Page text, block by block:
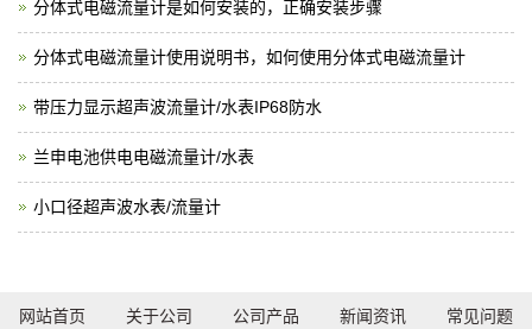
分体式电磁流量计是如何安装的，正确安装步骤
分体式电磁流量计使用说明书，如何使用分体式电磁流量计
带压力显示超声波流量计/水表IP68防水
兰申电池供电电磁流量计/水表
小口径超声波水表/流量计
网站首页 关于公司 公司产品 新闻资讯 常见问题